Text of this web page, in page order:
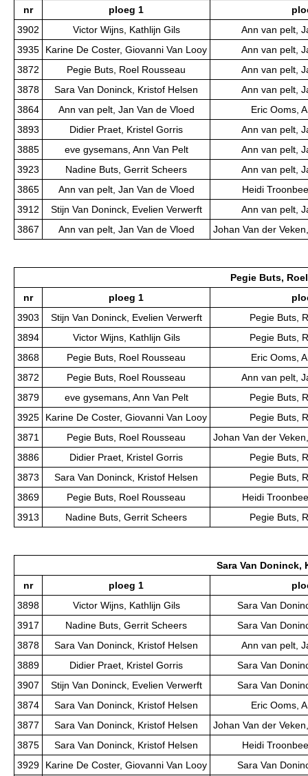
nr
ploeg 1
3902
Victor Wijns, Kathlijn Gils
Ann van pelt,
3935
Karine De Coster, Giovanni Van Looy
Ann van pelt,
3872
Pegie Buts, Roel Rousseau
Ann van pelt,
3878
Sara Van Doninck, Kristof Helsen
Ann van pelt,
3864
Ann van pelt, Jan Van de Vloed
Eric Ooms,
3893
Didier Praet, Kristel Gorris
Ann van pelt,
3885
eve gysemans, Ann Van Pelt
Ann van pelt,
3923
Nadine Buts, Gerrit Scheers
Ann van pelt,
3865
Ann van pelt, Jan Van de Vloed
Heidi
3912
Stijn Van Doninck, Evelien Verwerft
Ann van pelt,
3867
Ann van pelt, Jan Van de Vloed Johan Van der
Pegie Buts,
nr
ploeg 1
3903
Stijn Van Doninck, Evelien Verwerft
Pegie Buts,
3894
Victor Wijns, Kathlijn Gils
Pegie Buts,
3868
Pegie Buts, Roel Rousseau
Eric Ooms,
3872
Pegie Buts, Roel Rousseau
Ann van pelt,
3879
eve gysemans, Ann Van Pelt
Pegie Buts,
3925
Karine De Coster, Giovanni Van Looy
Pegie Buts,
3871
Pegie Buts, Roel Rousseau
Johan Van der
3886
Didier Praet, Kristel Gorris
Pegie Buts,
3873
Sara Van Doninck, Kristof Helsen
Pegie Buts,
3869
Pegie Buts, Roel Rousseau
Heidi
3913
Nadine Buts, Gerrit Scheers Pegie Buts,
Sara Van Doninck,
nr
ploeg 1
3898
Victor Wijns, Kathlijn Gils
Sara Van
3917
Nadine Buts, Gerrit Scheers
Sara Van
3878
Sara Van Doninck, Kristof Helsen
Ann van pelt,
3889
Didier Praet, Kristel Gorris
Sara Van
3907
Stijn Van Doninck, Evelien Verwerft
Sara Van
3874
Sara Van Doninck, Kristof Helsen
Eric Ooms,
3877
Sara Van Doninck, Kristof Helsen
Johan Van der
3875
Sara Van Doninck, Kristof Helsen
Heidi
3929
Karine De Coster, Giovanni Van Looy Sara Van